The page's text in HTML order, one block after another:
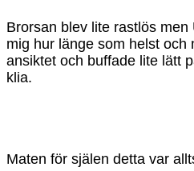
Brorsan blev lite rastlös
mig hur länge som helst och
ansiktet och buffade lite lätt
klia.
Maten för själen detta var